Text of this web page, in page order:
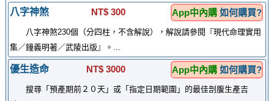
八字神煞 NT$ 300 App中內購 如何購買?
八字神煞230個（分四柱，不含解說），解說請參閱『現代命理實用
集／鐘義明著／武陵出版』。...
優生造命 NT$ 3000 App中內購 如何購買?
搜尋「預產期前２０天」或「指定日期範圍」的最佳剖腹生產吉